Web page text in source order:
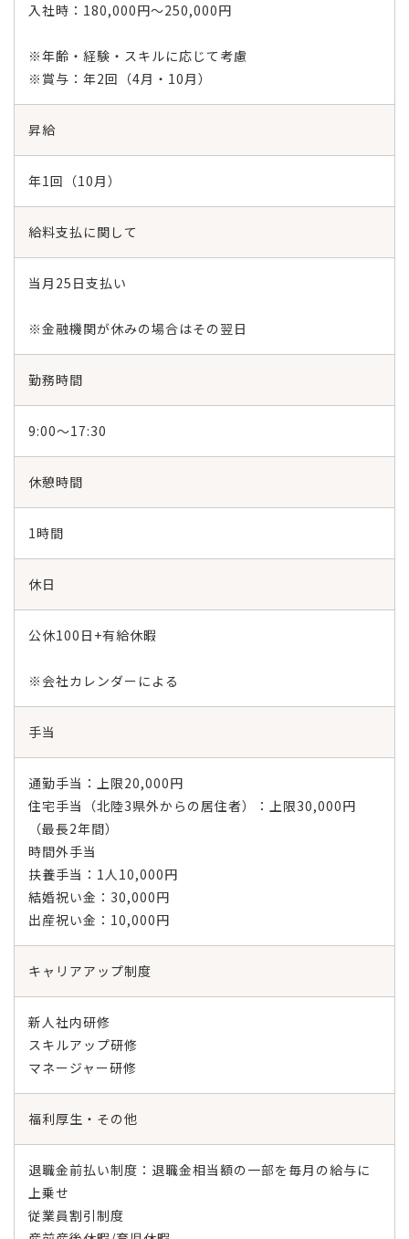
入社時：180,000円～250,000円
※年齢・経験・スキルに応じて考慮
※賞与：年2回（4月・10月）
昇給
年1回（10月）
給料支払に関して
当月25日支払い
※金融機関が休みの場合はその翌日
勤務時間
9:00～17:30
休憩時間
1時間
休日
公休100日+有給休暇
※会社カレンダーによる
手当
通勤手当：上限20,000円
住宅手当（北陸3県外からの居住者）：上限30,000円
（最長2年間）
時間外手当
扶養手当：1人10,000円
結婚祝い金：30,000円
出産祝い金：10,000円
キャリアアップ制度
新人社内研修
スキルアップ研修
マネージャー研修
福利厚生・その他
退職金前払い制度：退職金相当額の一部を毎月の給与に
上乗せ
従業員割引制度